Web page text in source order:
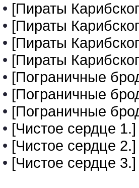
• [Пираты
• [Пираты
• [Пираты
• [Пираты
• [Пограничные
• [Пограничные
• [Пограничные
• [Чистое сердце
• [Чистое сердце
• [Чистое сердце